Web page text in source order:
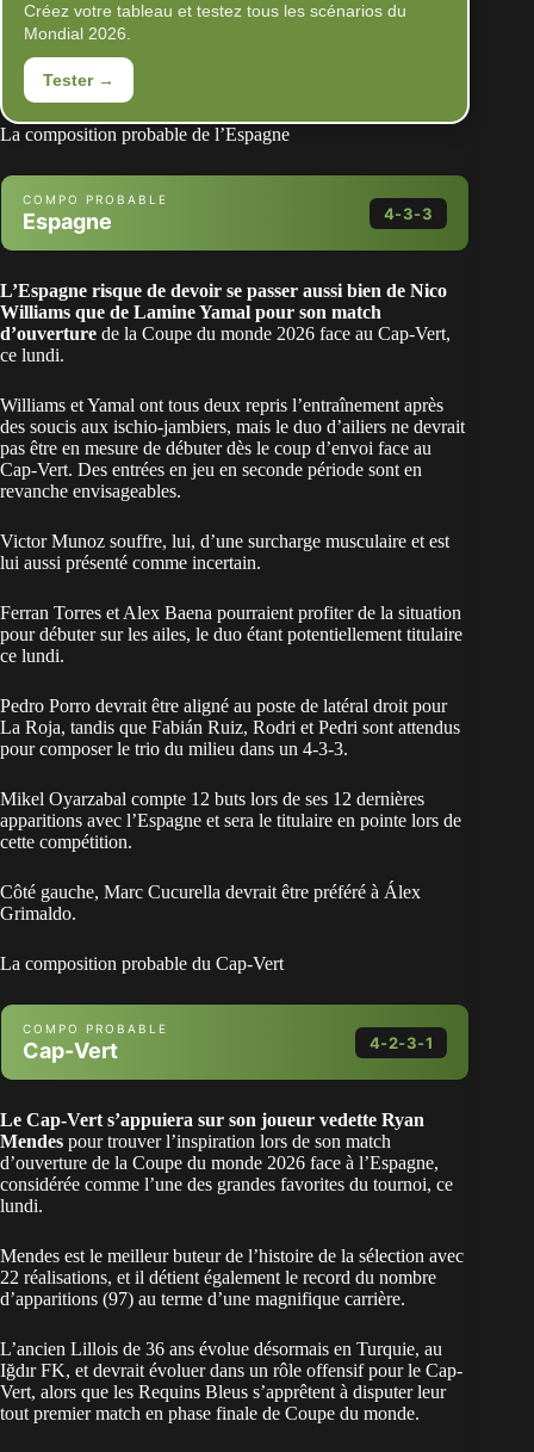
Créez votre tableau et testez tous les scénarios du
Mondial 2026.
Tester →
La composition probable de l’Espagne
COMPO PROBABLE
Espagne 4-3-3
Simón
LB
Cucurella
CB
Laporte
CB
RB
Porro
CM
Pedri
Rodri
CM
Ruiz
LW
ST
F. Torres
L’Espagne risque de devoir se passer aussi bien de Nico
Williams que de Lamine Yamal pour son match
d’ouverture de la Coupe du monde 2026 face au Cap-Vert,
ce lundi.
Williams et Yamal ont tous deux repris l’entraînement après
des soucis aux ischio-jambiers, mais le duo d’ailiers ne devrait
pas être en mesure de débuter dès le coup d’envoi face au
Cap-Vert. Des entrées en jeu en seconde période sont en
revanche envisageables.
Victor Munoz souffre, lui, d’une surcharge musculaire et est
lui aussi présenté comme incertain.
Ferran Torres et Alex Baena pourraient profiter de la situation
pour débuter sur les ailes, le duo étant potentiellement titulaire
ce lundi.
Pedro Porro devrait être aligné au poste de latéral droit pour
La Roja, tandis que Fabián Ruiz, Rodri et Pedri sont attendus
pour composer le trio du milieu dans un 4-3-3.
Mikel Oyarzabal compte 12 buts lors de ses 12 dernières
apparitions avec l’Espagne et sera le titulaire en pointe lors de
cette compétition.
Côté gauche, Marc Cucurella devrait être préféré à Álex
Grimaldo.
La composition probable du Cap-Vert
COMPO PROBABLE
Cap-Vert 4-2-3-1
Vozinha
LB
Paulo
Pico
CB
RB
Moreira
Le Cap-Vert s’appuiera sur son joueur vedette Ryan
Mendes pour trouver l’inspiration lors de son match
d’ouverture de la Coupe du monde 2026 face à l’Espagne,
considérée comme l’une des grandes favorites du tournoi, ce
lundi.
Mendes est le meilleur buteur de l’histoire de la sélection avec
22 réalisations, et il détient également le record du nombre
d’apparitions (97) au terme d’une magnifique carrière.
L’ancien Lillois de 36 ans évolue désormais en Turquie, au
Iğdır FK, et devrait évoluer dans un rôle offensif pour le Cap-
Vert, alors que les Requins Bleus s’apprêtent à disputer leur
tout premier match en phase finale de Coupe du monde.